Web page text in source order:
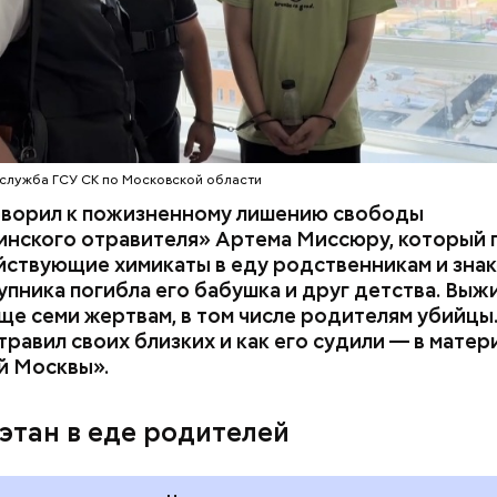
ГСУ СК по Московской области
к пожизненному лишению свободы
отравителя» Артема Миссюру, который
химикаты в еду родственникам и
погибла его бабушка и друг детства.
семи жертвам, в том числе родителям
своих близких и как его судили — в
Москвы».
в еде родителей
факту СК возбудилуголовное делопо двум
и «Незаконный оборот оружия». Расследование
делавзял на контроль